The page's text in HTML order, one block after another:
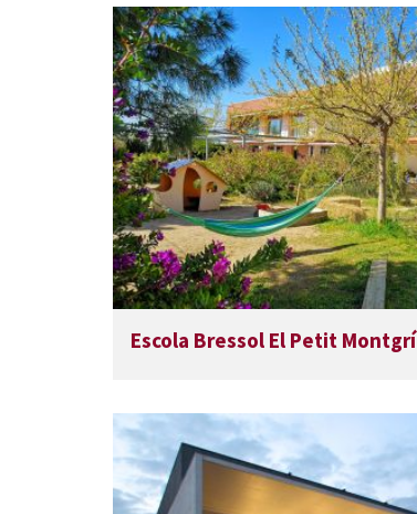
Escola Bressol El Petit Montgrí